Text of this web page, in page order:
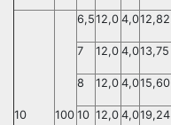
10 100
6,512,0 4,012,82
7 12,0 4,013,75
8 12,0 4,015,60
10 12,0 4,019,24